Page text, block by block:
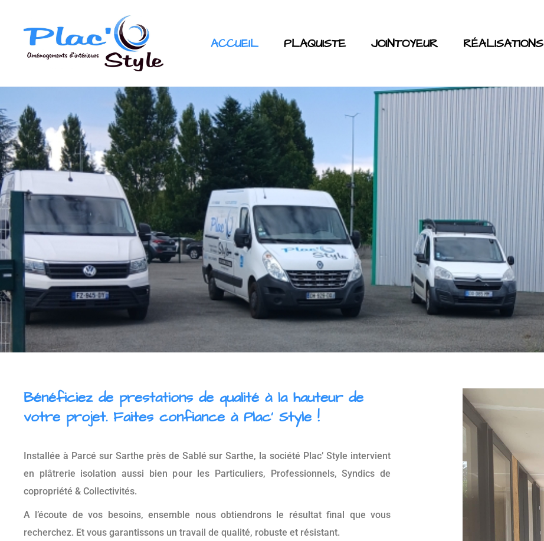
ACCUEIL PLAQUISTE JOINTOYEUR RÉALISATIONS
Bénéficiez de prestations de qualité à la hauteur de
votre projet. Faites confiance à Plac' Style !
Installée à Parcé sur Sarthe près de Sablé sur Sarthe, la société Plac’ Style intervient
en plâtrerie isolation aussi bien pour les Particuliers, Professionnels, Syndics de
copropriété & Collectivités.
A l’écoute de vos besoins, ensemble nous obtiendrons le résultat final que vous
recherchez. Et vous garantissons un travail de qualité, robuste et résistant.